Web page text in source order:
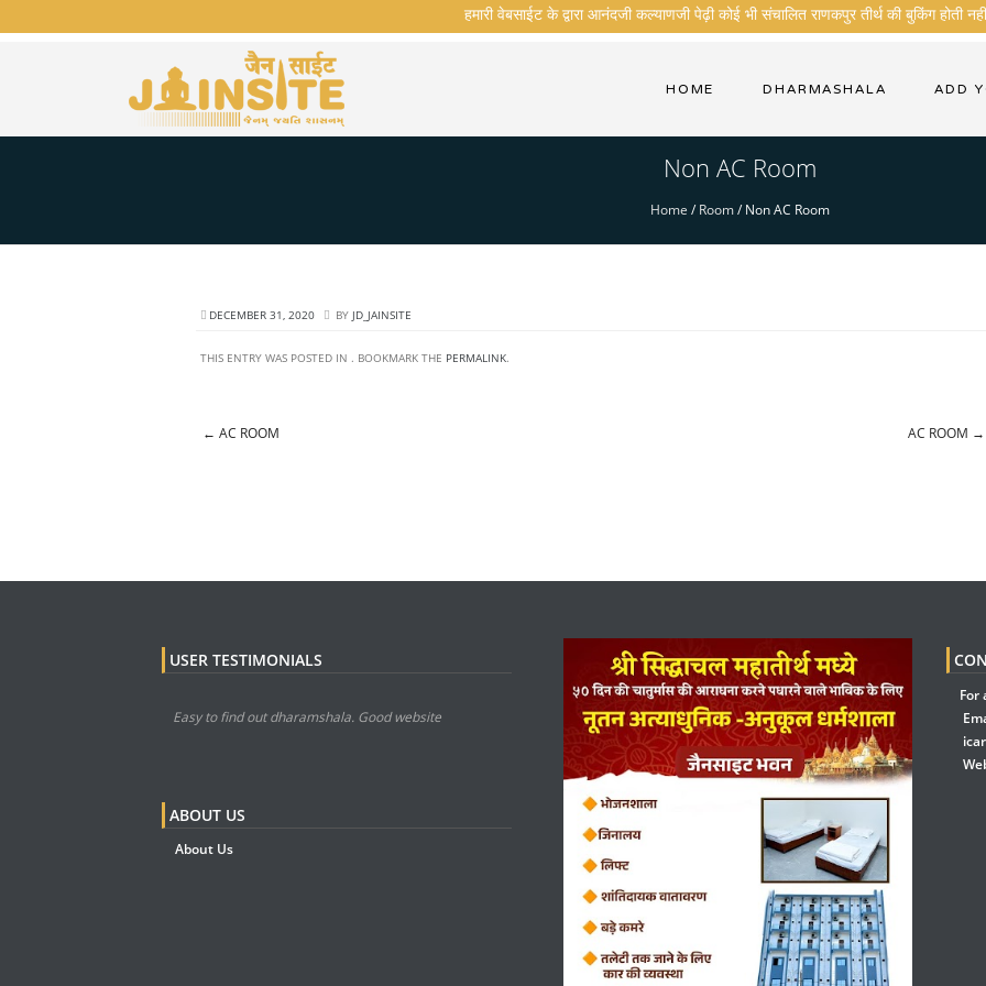
हमारी वेबसाईट के द्वारा आनंदजी कल्याणजी पेढ़ी कोई भी संचालित राणकपुर तीर्थ की बुकिंग
HOME DHARMASHALA ADD
Non AC Room
Home /Room/Non AC Room
DECEMBER 31, 2020 BY JD_JAINSITE
THIS ENTRY WAS POSTED IN . BOOKMARK THE PERMALINK.
← AC ROOM AC ROOM →
USER TESTIMONIALS
Easy to find out dharamshala. Good website
ABOUT US
About Us
For